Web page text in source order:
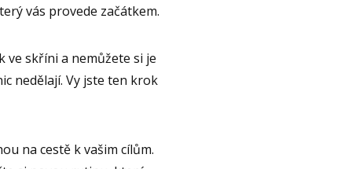
vás provede začátkem.
ve skříni a nemůžete si je
nedělají. Vy jste ten krok
na cestě k vašim cílům.